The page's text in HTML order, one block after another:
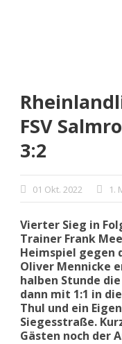
FSV
3:2
01 Okt. 2022 1.
Vierter Sieg in
Trainer Frank
Heimspiel gegen
Oliver Mennicke
halben Stunde
dann mit 1:1 in
Thul und ein
Siegesstraße.
Gästen noch der